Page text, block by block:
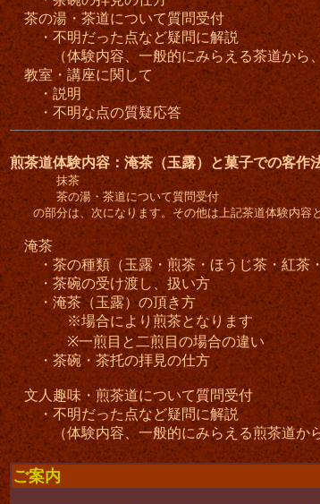
茶の湯・茶道について質問受付
・不明だった点など疑問に解説
（体験内容、一般的にみらえる茶道から
教室・講座に関して
・説明
・不明な点の質疑応答
煎茶道体験内容：淹茶（玉露）と菓子での客作
抹茶
茶の湯・茶道について質問受付
の部分は、次になります。その他は上記茶道体験内容
淹茶
・茶の種類（玉露・煎茶・ほうじ茶・紅茶・
・茶碗の受け渡し、扱い方
・淹茶（玉露）の頂き方
※場合により煎茶となります
※一煎目と二煎目の場合の違い
・茶碗・茶托の拝見の仕方
文人趣味・煎茶道について質問受付
・不明だった点など疑問に解説
（体験内容、一般的にみらえる煎茶道か
ご案内